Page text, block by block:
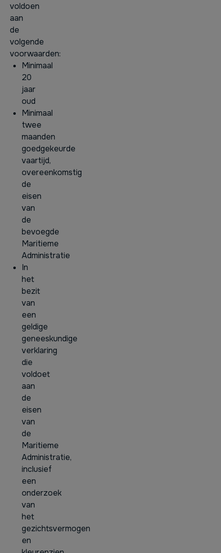
voldoen
aan
de
volgende
voorwaarden:
Minimaal
20
jaar
oud
Minimaal
twee
maanden
goedgekeurde
vaartijd,
overeenkomstig
de
eisen
van
de
bevoegde
Maritieme
Administratie
In
het
bezit
van
een
geldige
geneeskundige
verklaring
die
voldoet
aan
de
eisen
van
de
Maritieme
Administratie,
inclusief
een
onderzoek
van
het
gezichtsvermogen
en